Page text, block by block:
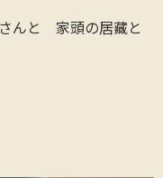
んと 家頭の居藏と